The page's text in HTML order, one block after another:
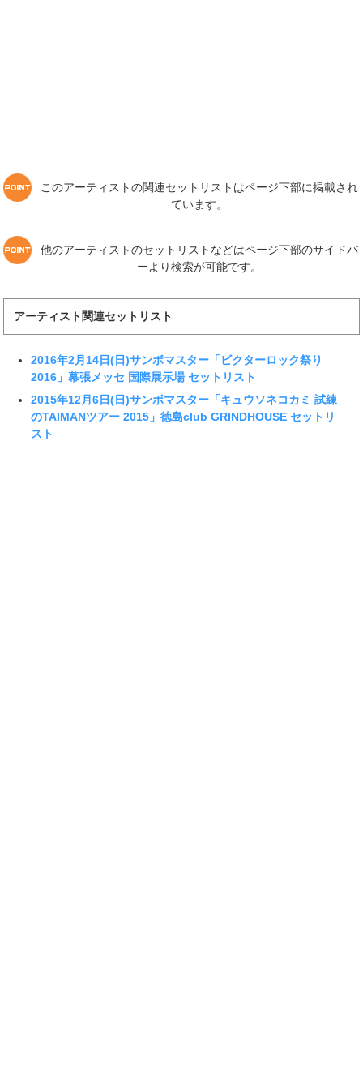
このアーティストの関連セットリストはページ下部に掲載され
ています。
他のアーティストのセットリストなどはページ下部のサイドバ
ーより検索が可能です。
アーティスト関連セットリスト
2016年2月14日(日)サンボマスター「ビクターロック祭り
2016」幕張メッセ 国際展示場 セットリスト
2015年12月6日(日)サンボマスター「キュウソネコカミ 試練
のTAIMANツアー 2015」徳島club GRINDHOUSE セットリ
スト